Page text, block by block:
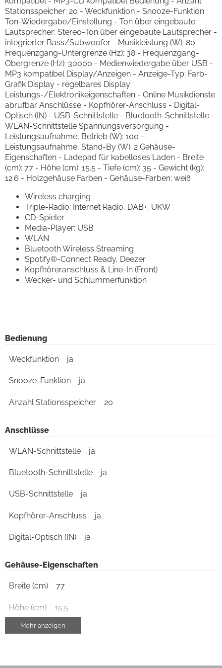
Stationsspeicher: 20 - Weckfunktion - Snooze-Funktion
Ton-Wiedergabe/Einstellung - Ton über eingebaute
Lautsprecher: Stereo-Ton über eingebaute Lautsprecher -
integrierter Bass/Subwoofer - Musikleistung (W): 80 -
Frequenzgang-Untergrenze (Hz): 38 - Frequenzgang-
Obergrenze (Hz): 30000 - Medienwiedergabe über USB -
MP3 kompatibel Display/Anzeigen - Anzeige-Typ: Farb-
Grafik Display - regelbares Display
Leistungs-/Elektronikeigenschaften - Online Musikdienste
abrufbar Anschlüsse - Kopfhörer-Anschluss - Digital-
Optisch (IN) - USB-Schnittstelle - Bluetooth-Schnittstelle -
WLAN-Schnittstelle Spannungsversorgung -
Leistungsaufnahme, Betrieb (W): 100 -
Leistungsaufnahme, Stand-By (W): 2 Gehäuse-
Eigenschaften - Ladepad für kabelloses Laden - Breite
(cm): 77 - Höhe (cm): 15.5 - Tiefe (cm): 35 - Gewicht (kg):
12.6 - Holzgehäuse Farben - Gehäuse-Farben: weiß
Wireless charging
Triple-Radio: Internet Radio, DAB+, UKW
CD-Spieler
Media-Player: USB
WLAN
Bluetooth Wireless Streaming
Spotify®-Connect Ready, Deezer
Kopfhöreranschluss & Line-In (Front)
Wecker- und Schlummerfunktion
Bedienung
Weckfunktion ja
Snooze-Funktion ja
Anzahl Stationsspeicher 20
Anschlüsse
WLAN-Schnittstelle ja
Bluetooth-Schnittstelle ja
USB-Schnittstelle ja
Kopfhörer-Anschluss ja
Digital-Optisch (IN) ja
Gehäuse-Eigenschaften
Breite (cm) 77
Höhe (cm) 15.5
Tiefe (cm) 35
Mehr anzeigen